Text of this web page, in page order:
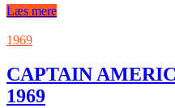
Læs mere
1969
CAPTAIN
1969